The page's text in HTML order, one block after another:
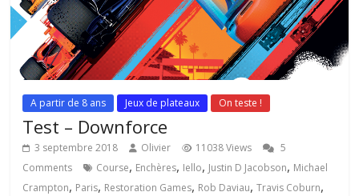
A partir de 8 ans Jeux de plateaux On teste !
Test – Downforce
3 septembre 2018 Olivier 11038 Views
5
Comments
Course, Enchères, Iello, Justin D Jacobson, Michael
Crampton, Paris, Restoration Games, Rob Daviau,Travis Coburn,